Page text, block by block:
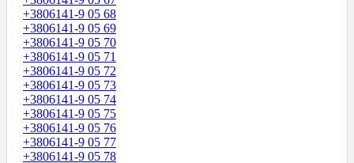
+3806141-9 05 68
+3806141-9 05 69
+3806141-9 05 70
+3806141-9 05 71
+3806141-9 05 72
+3806141-9 05 73
+3806141-9 05 74
+3806141-9 05 75
+3806141-9 05 76
+3806141-9 05 77
+3806141-9 05 78